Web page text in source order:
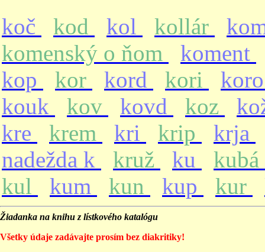
koč kod kol kollár
komenský o ňom
koment
kop
kor kord kori
kouk
kov kovd koz
kre
krem kri krip
krja
nadežda k
kruž ku
kubá
kul
kum kun kup kur
Žiadanka na knihu z lístkového katalógu
Všetky údaje zadávajte prosím bez diakritiky!